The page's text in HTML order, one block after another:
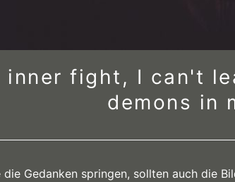
inner fight, I can't
demons in
die Gedanken springen, sollten auch die